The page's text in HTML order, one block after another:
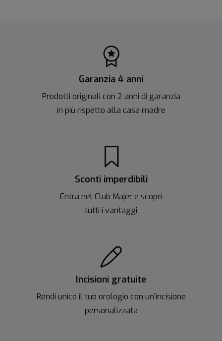
Garanzia 4 anni
Prodotti originali con 2 anni di garanzia
in più rispetto alla casa madre
Sconti imperdibili
Entra nel Club Majer e scopri
tutti i vantaggi
Incisioni gratuite
Rendi unico il tuo orologio con un'incisione
personalizzata